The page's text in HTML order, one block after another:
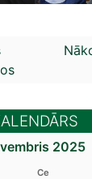
2025
Ce